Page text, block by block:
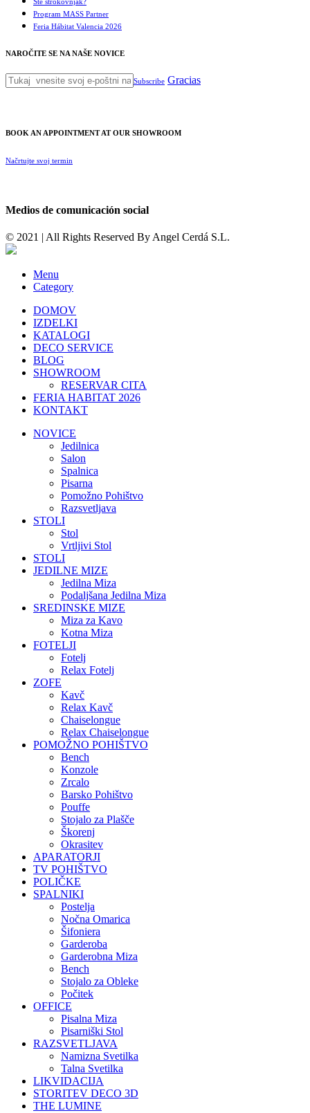
Program MASS Partner
Feria Hábitat Valencia 2026
NAROČITE SE NA NAŠE NOVICE
Subscribe Gracias
BOOK AN APPOINTMENT AT OUR SHOWROOM
Načrtujte svoj termin
Medios de comunicación social
© 2021 | All Rights Reserved By Angel Cerdá S.L.
Menu
Category
DOMOV
IZDELKI
KATALOGI
DECO SERVICE
BLOG
SHOWROOM
RESERVAR CITA
FERIA HABITAT 2026
KONTAKT
NOVICE
Jedilnica
Salon
Spalnica
Pisarna
Pomožno Pohištvo
Razsvetljava
STOLI
Stol
Vrtljivi Stol
STOLI
JEDILNE MIZE
Jedilna Miza
Podaljšana Jedilna Miza
SREDINSKE MIZE
Miza za Kavo
Kotna Miza
FOTELJI
Fotelj
Relax Fotelj
ZOFE
Kavč
Relax Kavč
Chaiselongue
Relax Chaiselongue
POMOŽNO POHIŠTVO
Bench
Konzole
Zrcalo
Barsko Pohištvo
Pouffe
Stojalo za Plašče
Škorenj
Okrasitev
APARATORJI
TV POHIŠTVO
POLIČKE
SPALNIKI
Postelja
Nočna Omarica
Šifoniera
Garderoba
Garderobna Miza
Bench
Stojalo za Obleke
Počitek
OFFICE
Pisalna Miza
Pisarniški Stol
RAZSVETLJAVA
Namizna Svetilka
Talna Svetilka
LIKVIDACIJA
STORITEV DECO 3D
THE LUMINE